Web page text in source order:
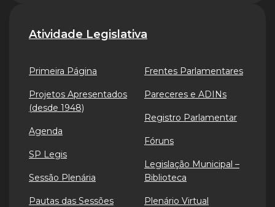
Atividade Legislativa
Primeira Página
Projetos Apresentados
(desde 1948)
Agenda
SP Legis
Sessão Plenária
Pautas das Sessões
Frentes Parlamentares
Pareceres e ADINs
Registro Parlamentar
Fóruns
Legislação Municipal –
Biblioteca
Plenário Virtual